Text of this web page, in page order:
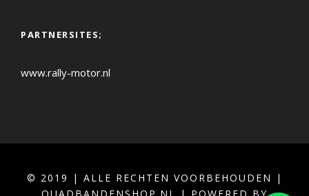
PARTNERSITES;
www.rally-motor.nl
© 2019 | ALLE RECHTEN VOORBEHOUDEN |